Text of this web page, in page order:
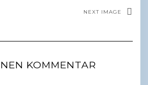
NEXT IMAGE
KOMMENTAR